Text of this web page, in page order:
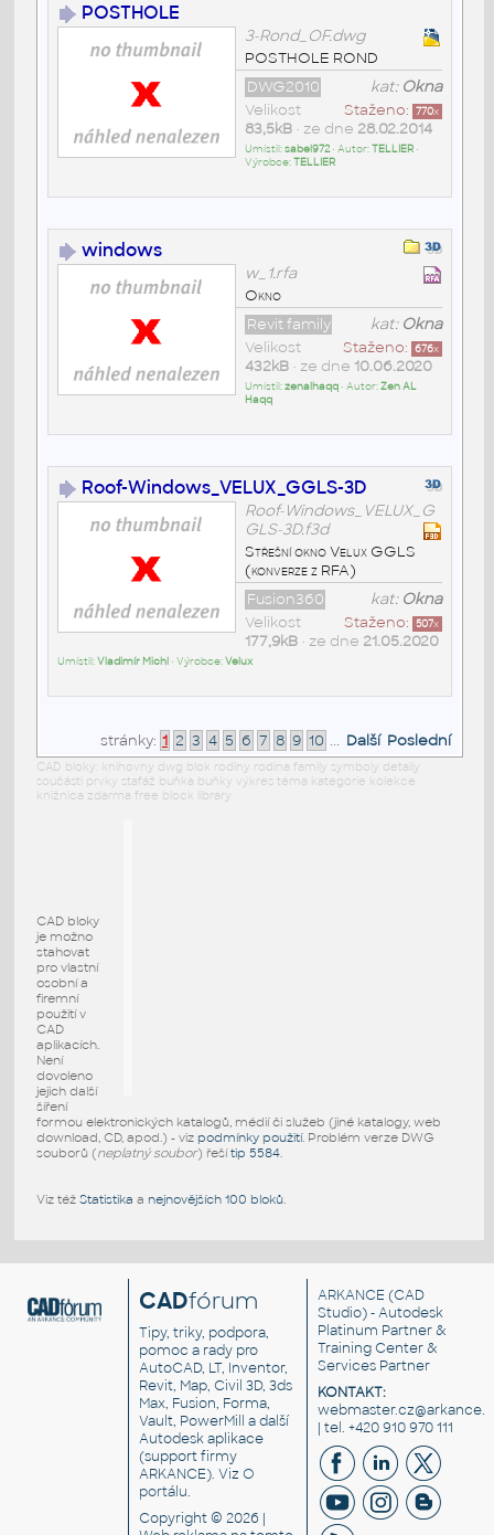
POSTHOLE
3-Rond_OF.dwg
POSTHOLE ROND
kat: Okna
DWG2010
Staženo: 770x
Velikost
83,5kB• ze dne 28.02.2014
Umístil:sabel972• Autor:TELLIER•
Výrobce:TELLIER
windows
w_1.rfa
Okno
kat: Okna
Revit family
Staženo: 676x
Velikost
432kB• ze dne 10.06.2020
Umístil:zenalhaqq• Autor:Zen AL
Haqq
Roof-Windows_VELUX_GGLS-3D
Roof-Windows_VELUX_G
GLS-3D.f3d
Střešní okno Velux GGLS
(konverze z RFA)
kat: Okna
Fusion360
Staženo: 507x
Velikost
177,9kB• ze dne 21.05.2020
Umístil:Vladimír Michl • Výrobce:Velux
stránky: 1 2 3 4 5 6 7 8 9 10 ... Další Poslední
CAD bloky: knihovny dwg blok rodiny rodina family symboly detaily
součásti prvky stafáž buňka buňky výkres téma kategorie kolekce
knižnica zdarma free block library
CAD bloky
je možno
stahovat
pro vlastní
osobní a
firemní
použití v
CAD
aplikacích.
Není
dovoleno
jejich další
šíření
formou elektronických katalogů, médií či služeb (jiné katalogy, web
download, CD, apod.) - viz podmínky použití. Problém verze DWG
souborů (neplatný soubor) řešítip 5584.
Viz též Statistika a nejnovějších 100 bloků.
CADfórum
Tipy, triky, podpora,
pomoc a rady pro
AutoCAD, LT, Inventor,
Revit, Map, Civil 3D, 3ds
Max, Fusion, Forma,
Vault, PowerMill a další
Autodesk aplikace
(support firmy
ARKANCE). VizO
portálu.
Copyright © 2026 |
ARKANCE (CAD
Studio) - Autodesk
Platinum Partner &
Training Center &
Services Partner
KONTAKT:
| tel. +420 910 970 111